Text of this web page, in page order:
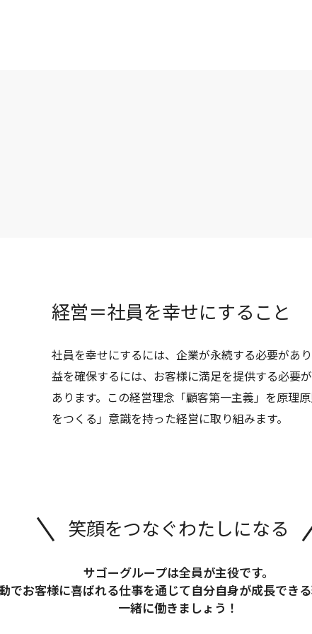
経営＝社員を幸せにすること
社員を幸せにするには、企業が永続する必要があ
益を確保するには、お客様に満足を提供する必要
あります。この経営理念「顧客第一主義」を原理
をつくる」意識を持った経営に取り組みます。
笑顔をつなぐわたしになる
サゴーグループは全員が主役です。
でお客様に喜ばれる仕事を通じて自分自身が成長できる
一緒に働きましょう！